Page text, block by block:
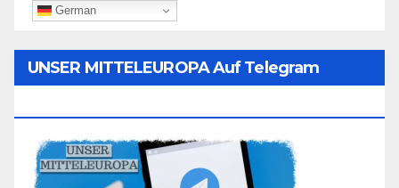
German
UNSER MITTELEUROPA Auf Telegram